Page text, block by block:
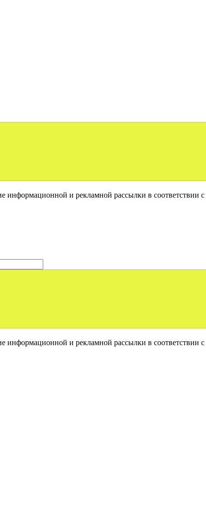
информационной и рекламной рассылки в соответствии с
информационной и рекламной рассылки в соответствии с